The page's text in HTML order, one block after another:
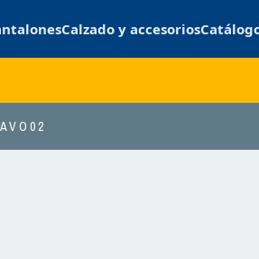
Calzado y accesorios